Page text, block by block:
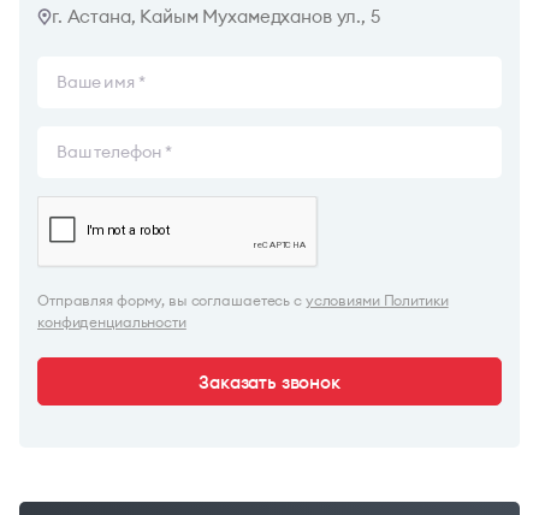
г. Астана, Кайым Мухамедханов ул., 5
Отправляя форму, вы соглашаетесь с условиями Политики
конфиденциальности
Заказать звонок